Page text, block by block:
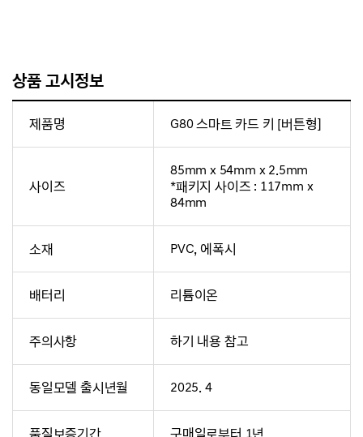
상품 고시정보
제품명 G80 스마트 카드 키 [버튼형]
사이즈
85mm x 54mm x 2.5mm
*패키지 사이즈 : 117mm x
84mm
소재 PVC, 에폭시
배터리 리튬이온
주의사항 하기 내용 참고
동일모델 출시년월 2025. 4